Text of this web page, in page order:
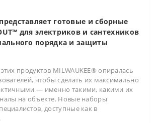
готовые и сборные
для электриков и сантехников
порядка и защиты
продуктов MILWAUKEE® опиралась
чтобы сделать их максимально
— именно такими, какими их
на объекте. Новые наборы
доступные как в